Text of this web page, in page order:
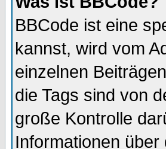
BBCode ist eine
kannst, wird vom
einzelnen
die Tags sind von
große Kontrolle
Informationen